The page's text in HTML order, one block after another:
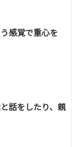
感覚で重心を
話をしたり、親